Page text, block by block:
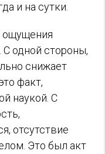
и на сутки.
ощущения
одной стороны,
снижает
факт,
наукой. С
отсутствие
Это был акт